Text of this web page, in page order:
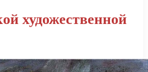
художественной